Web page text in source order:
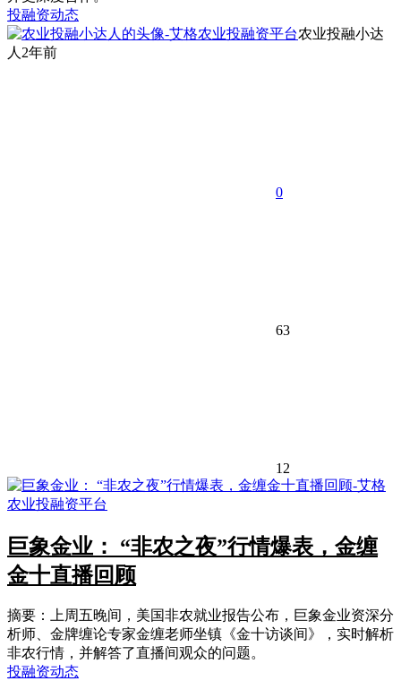
投融资动态
农业投融小达
人 2年前
0
63
12
巨象金业： “非农之夜”行情爆表，金缠
金十直播回顾
摘要：上周五晚间，美国非农就业报告公布，巨象金业资深分
析师、金牌缠论专家金缠老师坐镇《金十访谈间》，实时解析
非农行情，并解答了直播间观众的问题。
投融资动态